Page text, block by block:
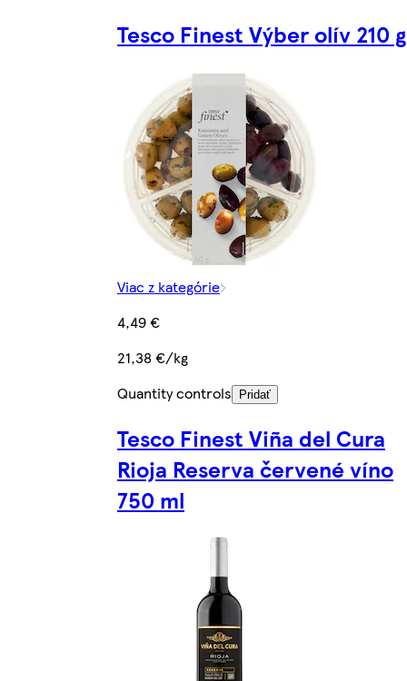
Tesco Finest Výber olív 210 g
Viac z kategórie
4,49 €
21,38 €/kg
Quantity controls
Pridať
Tesco Finest Viña del Cura
Rioja Reserva červené víno
750 ml